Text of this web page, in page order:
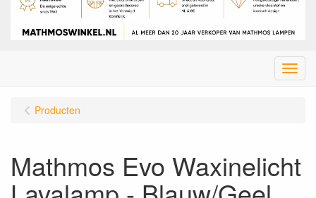
Menu
Producten
Mathmos Evo Waxinelicht